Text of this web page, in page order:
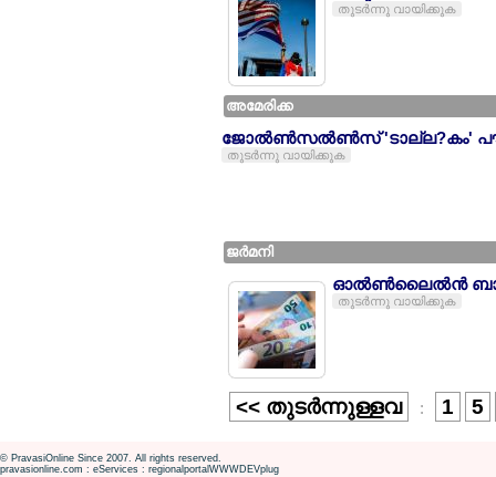
തുടര്‍ന്നു വായിക്കുക
അമേരിക്ക
ജോല്‍ണ്‍സല്‍ണ്‍സ് 'ടാല്ല?കം'
തുടര്‍ന്നു വായിക്കുക
ജര്‍മനി
ഓല്‍ണ്‍ലൈല്‍ന്‍
തുടര്‍ന്നു വായിക്കുക
<< തുടര്‍ന്നുള്ളവ : 1 5
© PravasiOnline Since 2007. All rights reserved.
pravasionline.com : eServices : regionalportalWWWDEVplug